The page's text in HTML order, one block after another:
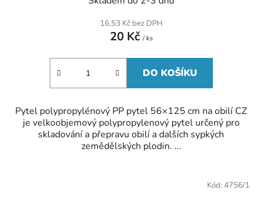
16,53 Kč bez DPH
20 Kč / ks
DO KOŠÍKU
Pytel polypropylénový PP pytel 56×125 cm na obilí CZ
je velkoobjemový polypropylenový pytel určený pro
skladování a přepravu obilí a dalších sypkých
zemědělských plodin. ...
Kód: 4756/1